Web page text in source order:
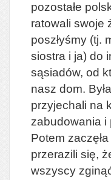
pozostałe
ratowali swoje
poszłyśmy (tj.
siostra i ja) do
sąsiadów, od
nasz dom.
przyjechali na
zabudowania i
Potem
przerazili się,
wszyscy